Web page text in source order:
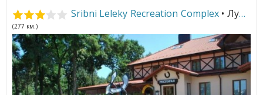
Sribni Leleky Recreation Complex • Луцк
(277 км.)